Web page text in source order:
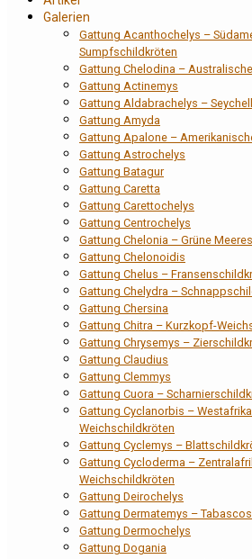
Galerien
Gattung Acanthochelys –
Sumpfschildkröten
Gattung Chelodina –
Gattung Actinemys
Gattung Aldabrachelys –
Gattung Amyda
Gattung Apalone –
Gattung Astrochelys
Gattung Batagur
Gattung Caretta
Gattung Carettochelys
Gattung Centrochelys
Gattung Chelonia – Grüne
Gattung Chelonoidis
Gattung Chelus –
Gattung Chelydra –
Gattung Chersina
Gattung Chitra – Kurzkopf-
Gattung Chrysemys –
Gattung Claudius
Gattung Clemmys
Gattung Cuora –
Gattung Cyclanorbis –
Weichschildkröten
Gattung Cyclemys –
Gattung Cycloderma –
Weichschildkröten
Gattung Deirochelys
Gattung Dermatemys –
Gattung Dermochelys
Gattung Dogania